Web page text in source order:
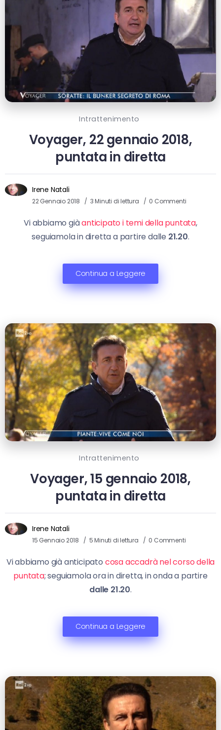
Intrattenimento
Voyager, 22 gennaio 2018,
puntata in diretta
Irene Natali
22 Gennaio 2018 3 Minuti di lettura 0 Commenti
Vi abbiamo giàanticipato i temi della puntata,
seguiamola in diretta a partire dalle 21.20.
Continua a Leggere
Intrattenimento
Voyager, 15 gennaio 2018,
puntata in diretta
Irene Natali
15 Gennaio 2018 5 Minuti di lettura 0 Commenti
Vi abbiamo già anticipato cosa accadrà nel corso della
puntata; seguiamola ora in diretta, in onda a partire
dalle 21.20.
Continua a Leggere